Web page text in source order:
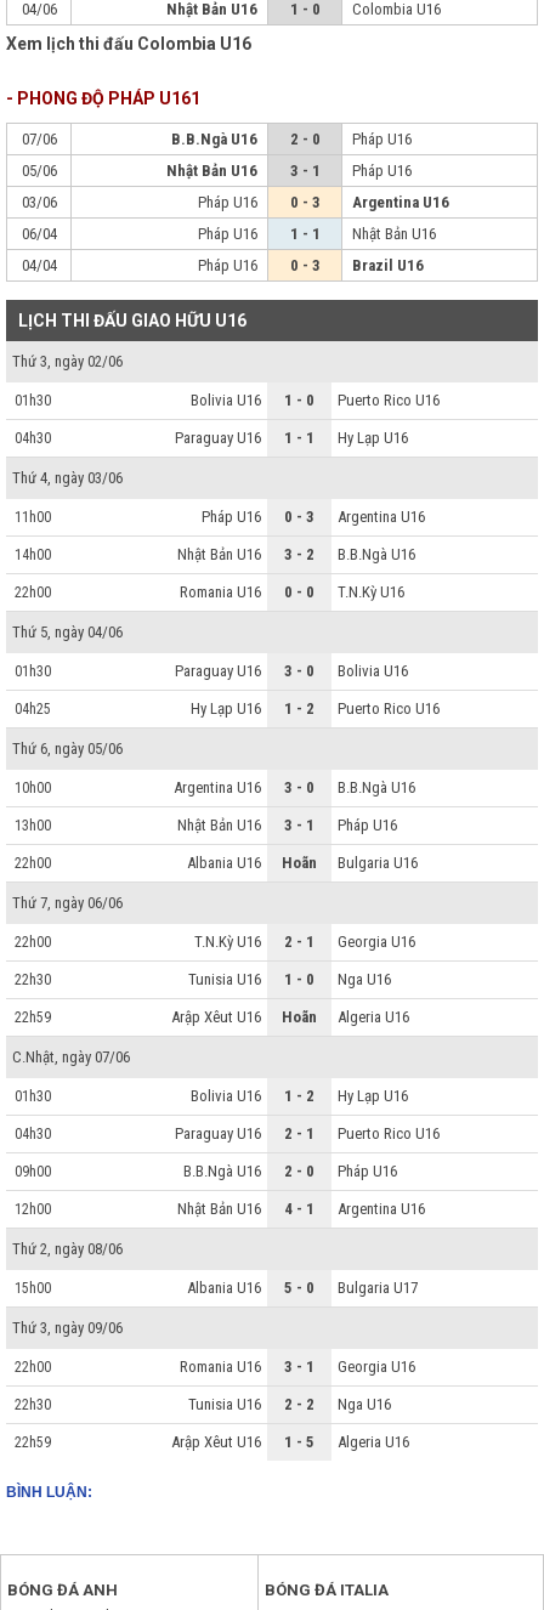
04/06
Nhật Bản U16 1 - 0 Colombia U16
Xem lịch thi đấu Colombia U16
- PHONG ĐỘ PHÁP U161
07/06 B.B.Ngà U16 2 - 0
Pháp U16
05/06
Nhật Bản U16 3 - 1
Pháp U16
03/06
Pháp U16 0 - 3
Argentina U16
06/04
Pháp U16 1 - 1
Nhật Bản U16
04/04
Pháp U16 0 - 3 Brazil U16
LỊCH THI ĐẤU GIAO HỮU U16
Thứ 3, ngày 02/06
01h30 Bolivia U16 1 - 0 Puerto Rico U16
04h30 Paraguay U16 1 - 1 Hy Lạp U16
Thứ 4, ngày 03/06
11h00 Pháp U16 0 - 3 Argentina U16
14h00 Nhật Bản U16 3 - 2 B.B.Ngà U16
22h00 Romania U16 0 - 0 T.N.Kỳ U16
Thứ 5, ngày 04/06
01h30 Paraguay U16 3 - 0 Bolivia U16
04h25 Hy Lạp U16 1 - 2 Puerto Rico U16
Thứ 6, ngày 05/06
10h00 Argentina U16 3 - 0 B.B.Ngà U16
13h00 Nhật Bản U16 3 - 1 Pháp U16
22h00 Albania U16 Hoãn Bulgaria U16
Thứ 7, ngày 06/06
22h00 T.N.Kỳ U16 2 - 1 Georgia U16
22h30 Tunisia U16 1 - 0 Nga U16
22h59 Arập Xêut U16 Hoãn Algeria U16
C.Nhật, ngày 07/06
01h30 Bolivia U16 1 - 2 Hy Lạp U16
04h30 Paraguay U16 2 - 1 Puerto Rico U16
09h00 B.B.Ngà U16 2 - 0 Pháp U16
12h00 Nhật Bản U16 4 - 1 Argentina U16
Thứ 2, ngày 08/06
15h00 Albania U16 5 - 0 Bulgaria U17
Thứ 3, ngày 09/06
22h00 Romania U16 3 - 1 Georgia U16
22h30 Tunisia U16 2 - 2 Nga U16
22h59 Arập Xêut U16 1 - 5 Algeria U16
BÌNH LUẬN:
BÓNG ĐÁ ANH BÓNG ĐÁ ITALIA